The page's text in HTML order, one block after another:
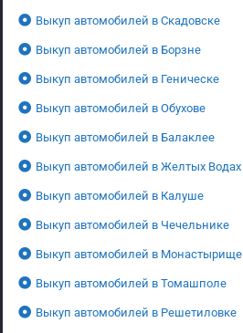
Выкуп автомобилей в Скадовске
Выкуп автомобилей в Борзне
Выкуп автомобилей в Геническе
Выкуп автомобилей в Обухове
Выкуп автомобилей в Балаклее
Выкуп автомобилей в Желтых Водах
Выкуп автомобилей в Калуше
Выкуп автомобилей в Чечельнике
Выкуп автомобилей в Монастырище
Выкуп автомобилей в Томашполе
Выкуп автомобилей в Решетиловке